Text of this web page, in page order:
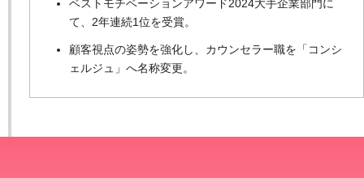
ベストモチベーションアワード2024大手企業部門に
て、2年連続1位を受賞。
顧客視点の姿勢を強化し、カウンセラー職を「コンシ
ェルジュ」へ名称変更。